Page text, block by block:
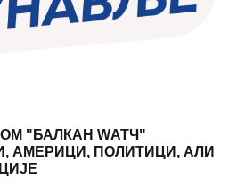
"БАЛКАН WАТЧ"
АМЕРИЦИ, ПОЛИТИЦИ, АЛИ